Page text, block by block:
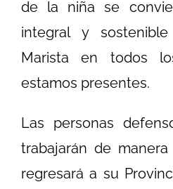
de la niña se
integral y
Marista en todos
estamos presentes.
Las personas
trabajarán de
regresará a su